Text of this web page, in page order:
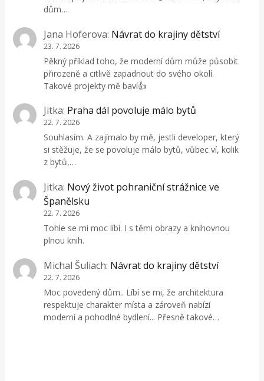
dům…
Jana Hoferova: Návrat do krajiny dětství
23. 7. 2026
Pěkný příklad toho, že moderní dům může působit
přirozeně a citlivě zapadnout do svého okolí.
Takové projekty mě baví👍
Jitka: Praha dál povoluje málo bytů
22. 7. 2026
Souhlasím. A zajímalo by mě, jestli developer, který
si stěžuje, že se povoluje málo bytů, vůbec ví, kolik
z bytů,…
Jitka: Nový život pohraniční strážnice ve
Španělsku
22. 7. 2026
Tohle se mi moc líbí. I s těmi obrazy a knihovnou
plnou knih.
Michal Šuliach: Návrat do krajiny dětství
22. 7. 2026
Moc povedený dům.. Líbí se mi, že architektura
respektuje charakter místa a zároveň nabízí
moderní a pohodlné bydlení... Přesně takové…